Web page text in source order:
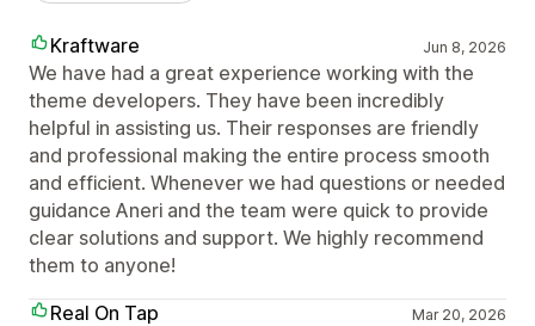
Kraftware Jun 8, 2026
We have had a great experience working with the
theme developers. They have been incredibly
helpful in assisting us. Their responses are friendly
and professional making the entire process smooth
and efficient. Whenever we had questions or needed
guidance Aneri and the team were quick to provide
clear solutions and support. We highly recommend
them to anyone!
Real On Tap
Mar 20, 2026